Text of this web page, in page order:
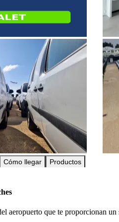
Cómo llegar Productos
aeropuerto que te proporcionan